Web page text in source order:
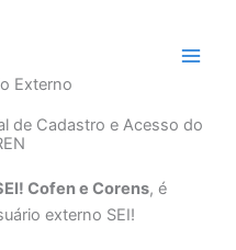
Externo
de Cadastro e Acesso do
Cofen e Corens, é
externo SEI!